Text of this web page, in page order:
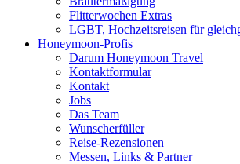
Flitterwochen Extras
LGBT, Hochzeitsreisen für
Honeymoon-Profis
Darum Honeymoon Travel
Kontaktformular
Kontakt
Jobs
Das Team
Wunscherfüller
Reise-Rezensionen
Messen, Links & Partner